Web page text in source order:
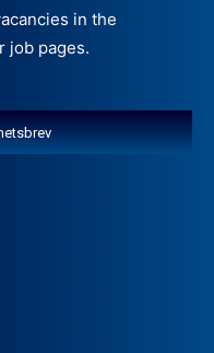
in the
job pages.